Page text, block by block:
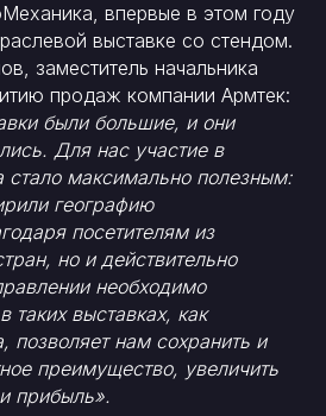
впервые в этом году
выставке со стендом.
заместитель начальника
продаж компании Армтек:
были большие, и они
Для нас участие в
стало максимально полезным:
географию
посетителям из
но и действительно
необходимо
таких выставках, как
позволяет нам сохранить и
преимущество, увеличить
прибыль».